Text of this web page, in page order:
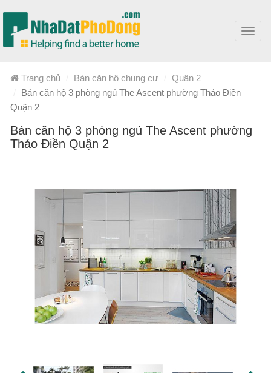
Trang chủ Bán căn hộ chung cư
Quận 2
Bán căn hộ 3 phòng ngủ The Ascent phường Thảo Điền
Quận 2
Bán căn hộ 3 phòng ngủ The Ascent phường
Thảo Điền Quận 2